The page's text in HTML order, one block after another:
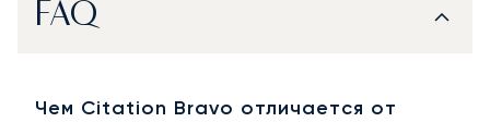
FAQ
Чем Citation Bravo отличается от